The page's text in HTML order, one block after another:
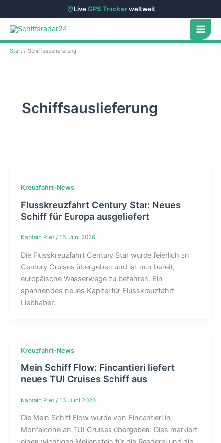
LiveGPS Trackerweltweit
Zum
Inhalt
springen
Start Schiffsauslieferung
Schiffsauslieferung
Kreuzfahrt-News
Flusskreuzfahrt Century Star: Neues
Schiff für Europa ausgeliefert
Kaptain Piet / 16. Juni 2026
Die Flusskreuzfahrt Century Star wurde feierlich an
Century Cruises übergeben und ist nun bereit,
europäische Wasserwege zu befahren. Ein
spannendes neues Kapitel für Flusskreuzfahrt-
Liebhaber.
Kreuzfahrt-News
Mein Schiff Flow: Fincantieri liefert
neues TUI Cruises Schiff aus
Kaptain Piet / 13. Juni 2026
Die Mein Schiff Flow wurde von Fincantieri in
Monfalcone an TUI Cruises übergeben. Dies markiert